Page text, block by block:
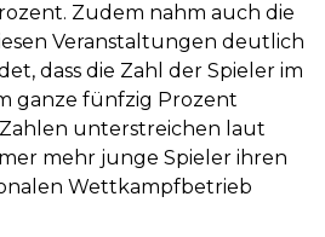
Zudem nahm auch die
Veranstaltungen deutlich
dass die Zahl der Spieler im
ganze fünfzig Prozent
Zahlen unterstreichen laut
mehr junge Spieler ihren
Wettkampfbetrieb